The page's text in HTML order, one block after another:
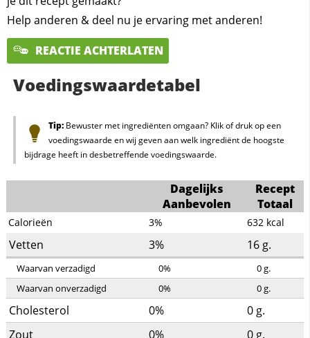
Help anderen & deel nu je ervaring met anderen!
REACTIE ACHTERLATEN
Voedingswaardetabel
Tip:Bewuster met ingrediënten omgaan? Klik of druk op een
voedingswaarde en wij geven aan welk ingrediënt de hoogste
bijdrage heeft in desbetreffende voedingswaarde.
Dagelijks
Aanbevolen
Recept
Totaal
Calorieën 3% 632 kcal
Vetten 3% 16g.
Waarvan verzadigd 0% 0g.
Waarvan onverzadigd
0% 0g.
Cholesterol 0% 0g.
Zout
0% 0 g.